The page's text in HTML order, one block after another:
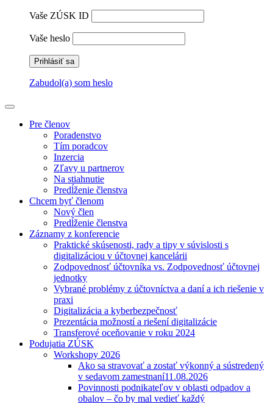
Vaše ZÚSK ID
Vaše heslo
Zabudol(a) som heslo
Pre členov
Poradenstvo
Tím poradcov
Inzercia
Zľavy u partnerov
Na stiahnutie
Predĺženie členstva
Chcem byť členom
Nový člen
Predĺženie členstva
Záznamy z konferencie
Praktické skúsenosti, rady a tipy v súvislosti s
digitalizáciou v účtovnej kancelárii
Zodpovednosť účtovníka vs. Zodpovednosť účtovnej
jednotky
Vybrané problémy z účtovníctva a daní a ich riešenie v
praxi
Digitalizácia a kyberbezpečnosť
Prezentácia možností a riešení digitalizácie
Transferové oceňovanie v roku 2024
Podujatia ZÚSK
Workshopy 2026
Ako sa stravovať a zostať výkonný a sústredený
v sedavom zamestnaní11.08.2026
Povinnosti podnikateľov v oblasti odpadov a
obalov – čo by mal vedieť každý